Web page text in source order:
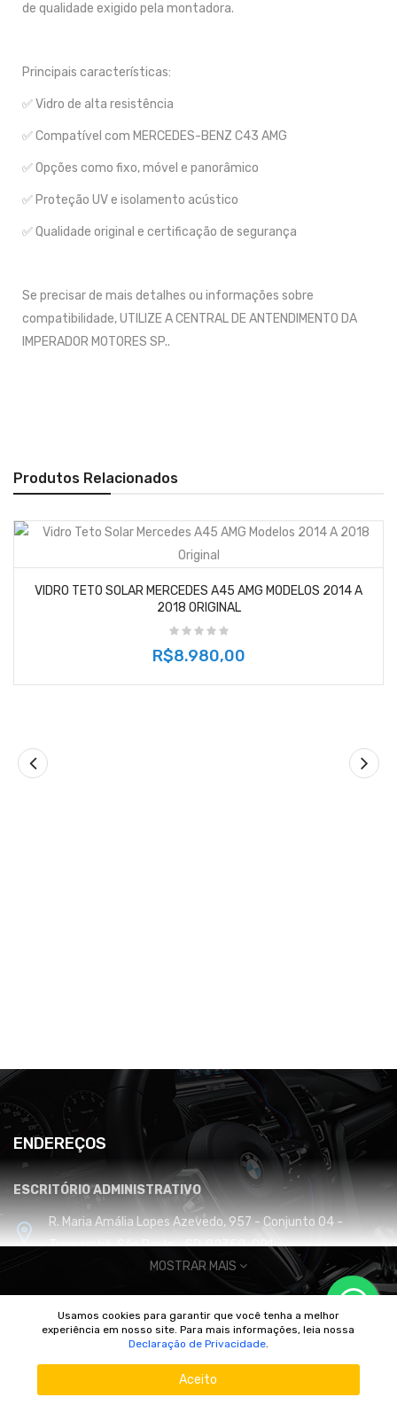
de qualidade exigido pela montadora.
Principais características:
✅ Vidro de alta resistência
✅ Compatível com MERCEDES-BENZ C43 AMG
✅ Opções como fixo, móvel e panorâmico
✅ Proteção UV e isolamento acústico
✅ Qualidade original e certificação de segurança
Se precisar de mais detalhes ou informações sobre
compatibilidade, UTILIZE A CENTRAL DE ANTENDIMENTO DA
IMPERADOR MOTORES SP..
Produtos Relacionados
VIDRO TETO SOLAR MERCEDES A45 AMG MODELOS 2014 A
2018 ORIGINAL
R$8.980,00
ENDEREÇOS
ESCRITÓRIO ADMINISTRATIVO
R. Maria Amália Lopes Azevedo, 957 - Conjunto 04 -
Tremembé, São Paulo - SP, 02350-001
CENTRO DE DISTRIBUIÇÃO E LOGÍSTICA
Cabreúva / SP
MOSTRAR MAIS
© 2010/2025 Imperador Motores |DhiWeb Desenvolvimento de
Usamos cookies para garantir que você tenha a melhor
experiência em nosso site. Para mais informações, leia nossa
Declaração de Privacidade.
Aceito